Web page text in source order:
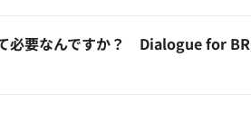
て必要なんですか？ Dialogue for BR